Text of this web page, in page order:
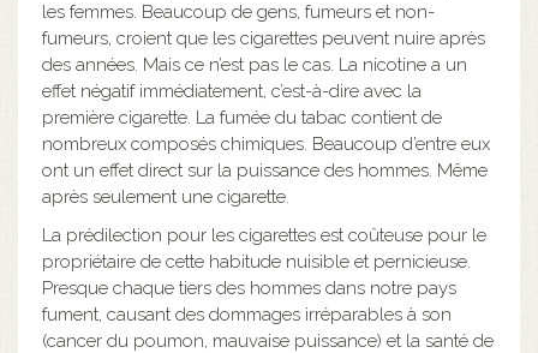
les femmes. Beaucoup de gens, fumeurs et non-
fumeurs, croient que les cigarettes peuvent nuire après
des années. Mais ce n’est pas le cas. La nicotine a un
effet négatif immédiatement, c’est-à-dire avec la
première cigarette. La fumée du tabac contient de
nombreux composés chimiques. Beaucoup d’entre eux
ont un effet direct sur la puissance des hommes. Même
après seulement une cigarette.
La prédilection pour les cigarettes est coûteuse pour le
propriétaire de cette habitude nuisible et pernicieuse.
Presque chaque tiers des hommes dans notre pays
fument, causant des dommages irréparables à son
(cancer du poumon, mauvaise puissance) et la santé de